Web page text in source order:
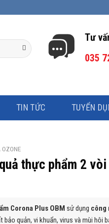
Tư
035
TIN TỨC TUYỂN
thực phẩm 2
Corona Plus OBM sử dụng công
bảo quản, vi khuẩn, virus và mùi hôi